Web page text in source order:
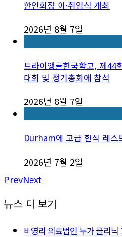
한인회장 이·취임식 개최
2026년 8월 7일
트라이앵글한국학교, 제44
대회 및 정기총회에 참석
2026년 8월 7일
Durham에 고급 한식 레스
2026년 7월 2일
PrevNext
뉴스 더 보기
비영리 의료법인 누가 클리닉